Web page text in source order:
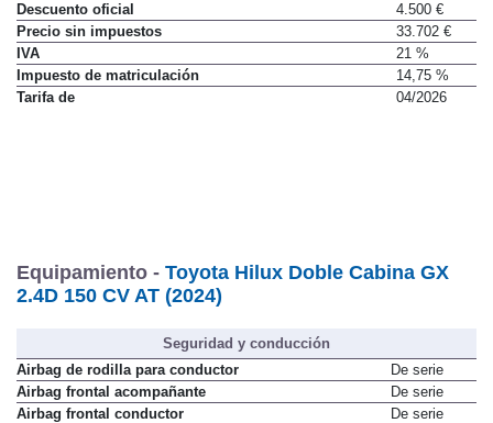
Descuento oficial
4.500 €
Precio sin impuestos
33.702 €
IVA
21 %
Impuesto de matriculación
14,75 %
Tarifa de
04/2026
Equipamiento - Toyota Hilux Doble Cabina GX
2.4D 150 CV AT (2024)
Seguridad y conducción
Airbag de rodilla para conductor
De serie
Airbag frontal acompañante
De serie
Airbag frontal conductor
De serie